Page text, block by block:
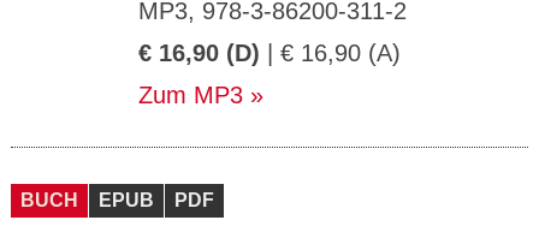
MP3, 978-3-86200-311-2
€ 16,90 (D) | € 16,90 (A)
Zum MP3
BUCH EPUB PDF